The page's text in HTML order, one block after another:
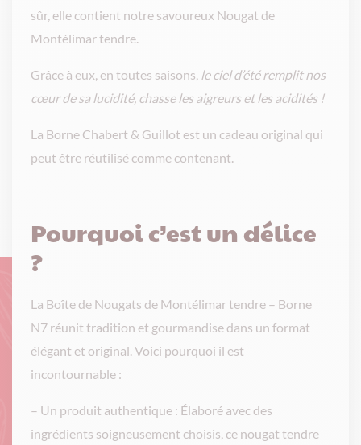
sûr, elle contient notre savoureux Nougat de
Montélimar tendre.
Grâce à eux, en toutes saisons, le ciel d’étéremplit nos
cœur de sa lucidité, chasse les aigreurs et les acidités !
La Borne Chabert & Guillot est un cadeau original qui
peut être réutilisé comme contenant.
Pourquoi c’est un délice
?
La Boîte de Nougats de Montélimar tendre – Borne
N7 réunit tradition et gourmandise dans un format
élégant et original. Voici pourquoi il est
incontournable :
– Un produit authentique : Élaboré avec des
ingrédients soigneusement choisis, ce nougat tendre